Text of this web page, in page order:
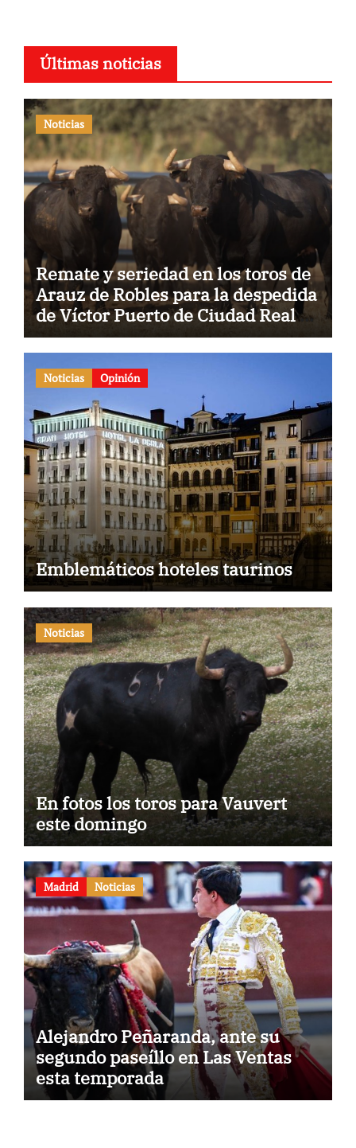
Últimas noticias
Noticias
Remate y seriedad en los toros de
Arauz de Robles para la despedida
de Víctor Puerto de Ciudad Real y
el gran momento de Luque y
Navalón
Noticias Opinión
Emblemáticos hoteles taurinos
Noticias
En fotos los toros para Vauvert
este domingo
Madrid Noticias
Alejandro Peñaranda, ante su
segundo paseíllo en Las Ventas
esta temporada